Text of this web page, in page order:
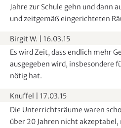
Jahre zur Schule gehn und dann
und zeitgemäß eingerichteten
Birgit W.
16.03.15
Es wird Zeit, dass endlich mehr
ausgegeben wird, insbesondere
nötig hat.
Knuffel
17.03.15
Die Unterrichtsräume waren
über 20 Jahren nicht